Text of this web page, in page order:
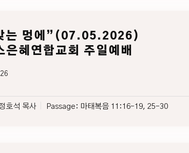
는 멍에”(07.05.2026)
은혜연합교회 주일예배
호석 목사 Passage: 마태복음 11:16–19, 25–30